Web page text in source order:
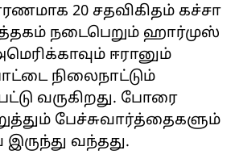
20 சதவிகிதம் கச்சா
நடைபெறும் ஹார்முஸ்
ஈரானும்
நிலைநாட்டும்
வருகிறது. போரை
பேச்சுவார்த்தைகளும்
வந்தது.